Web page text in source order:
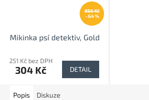
866 Kč
–64 %
Mikinka psí detektiv, Gold
251 Kč bez DPH
304 Kč DETAIL
Popis Diskuze